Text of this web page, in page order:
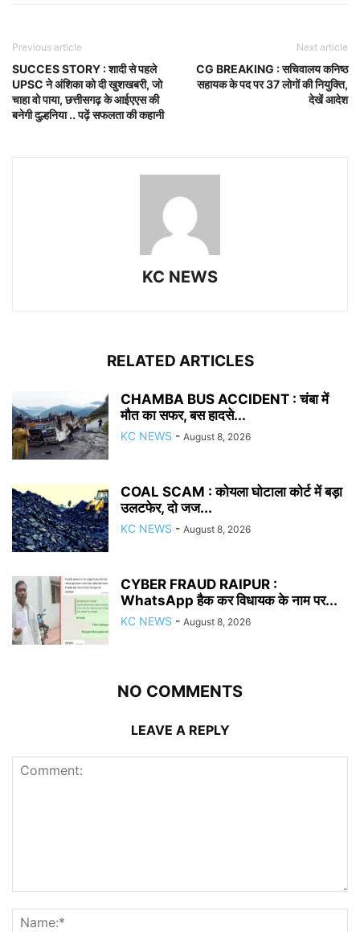
Previous article
SUCCES STORY : शादी से पहले
UPSC ने अंशिका को दी खुशखबरी, जो
चाहा वो पाया, छत्तीसगढ़ के आईएएस की
बनेगी दुल्हनिया .. पढ़ें सफलता की कहानी
Next article
CG BREAKING : सचिवालय कनिष्ठ
सहायक के पद पर 37 लोगों की नियुक्ति,
देखें आदेश
KC NEWS
RELATED ARTICLES
CHAMBA BUS ACCIDENT : चंबा में
मौत का सफर, बस हादसे...
KC NEWS - August 8, 2026
COAL SCAM : कोयला घोटाला कोर्ट में बड़ा
उलटफेर, दो जज...
KC NEWS - August 8, 2026
CYBER FRAUD RAIPUR :
WhatsApp हैक कर विधायक के नाम पर...
KC NEWS - August 8, 2026
NO COMMENTS
LEAVE A REPLY